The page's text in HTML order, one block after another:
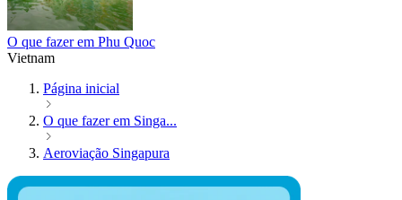
O que fazer em Phu Quoc
Vietnam
Página inicial
O que fazer em Singa...
Aeroviação Singapura